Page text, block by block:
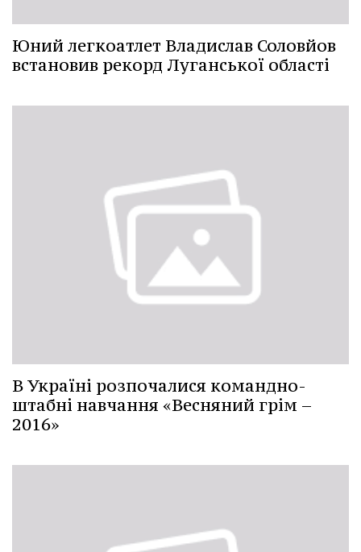
Юний легкоатлет Владислав Соловйов
встановив рекорд Луганської області
В Україні розпочалися командно-
штабні навчання «Весняний грім –
2016»